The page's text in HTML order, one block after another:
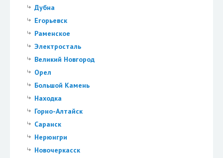
Дубна
Егорьевск
Раменское
Электросталь
Великий Новгород
Орел
Большой Камень
Находка
Горно-Алтайск
Саранск
Нерюнгри
Новочеркасск